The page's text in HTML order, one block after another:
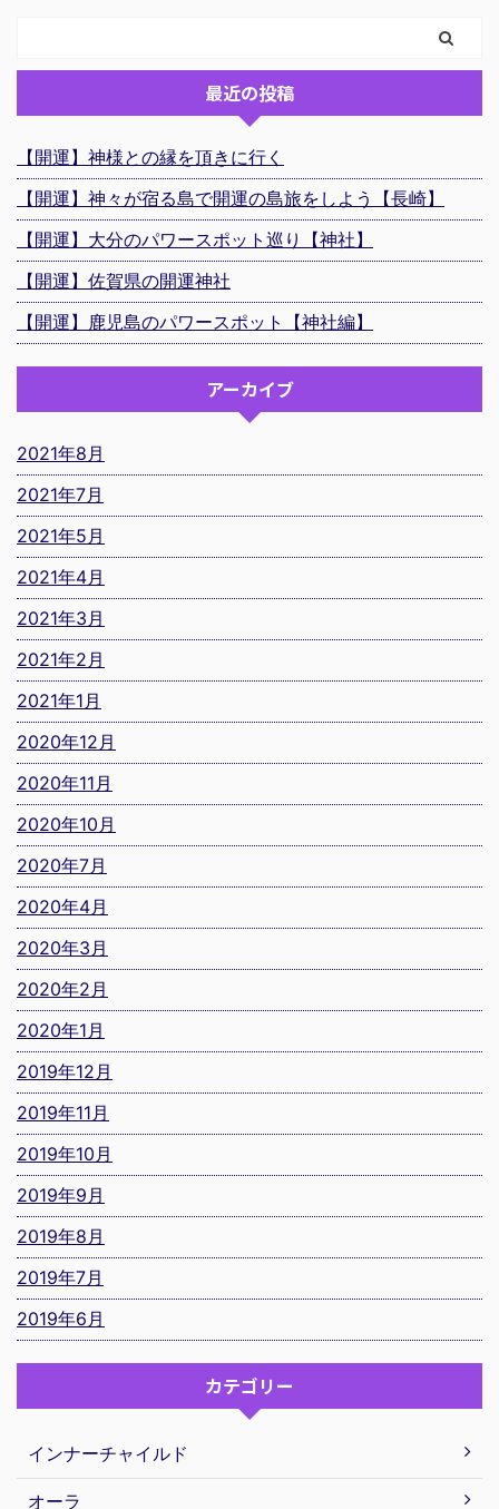
最近の投稿
【開運】神様との縁を頂きに行く
【開運】神々が宿る島で開運の島旅をしよう【長崎】
【開運】大分のパワースポット巡り【神社】
【開運】佐賀県の開運神社
【開運】鹿児島のパワースポット【神社編】
アーカイブ
2021年8月
2021年7月
2021年5月
2021年4月
2021年3月
2021年2月
2021年1月
2020年12月
2020年11月
2020年10月
2020年7月
2020年4月
2020年3月
2020年2月
2020年1月
2019年12月
2019年11月
2019年10月
2019年9月
2019年8月
2019年7月
2019年6月
カテゴリー
インナーチャイルド
オーラ